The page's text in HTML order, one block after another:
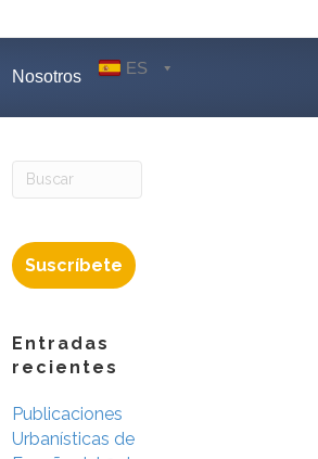
Nosotros ES
Suscríbete
Entradas
recientes
Publicaciones
Urbanísticas de